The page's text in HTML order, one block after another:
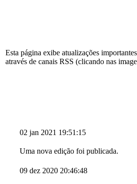
Esta página exibe atualizações
através de canais RSS (clicando nas
02 jan 2021 19:51:15
Uma nova edição foi publicada.
09 dez 2020 20:46:48